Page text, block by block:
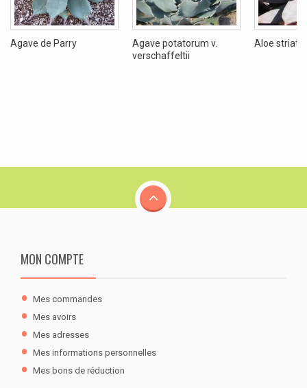
Agave de Parry
Agave potatorum v.
verschaffeltii
Aloe striata
MON COMPTE
Mes commandes
Mes avoirs
Mes adresses
Mes informations personnelles
Mes bons de réduction